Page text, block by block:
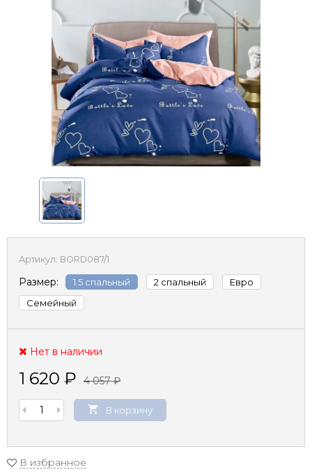
Артикул: BORD087/1
Размер: 1.5 спальный 2 спальный
Евро
Семейный
Нет в наличии
1 620 ₽ 4 057₽
В корзину
В избранное